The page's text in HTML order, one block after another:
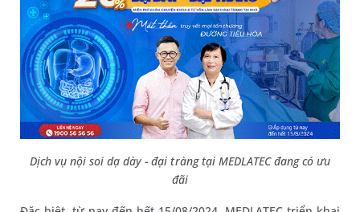
Dịch vụ nội soi dạ dày - đại tràngtại MEDLATECđang có ưu
đãi